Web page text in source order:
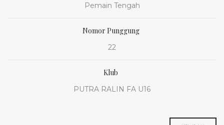
Pemain Tengah
Nomor Punggung
22
Klub
PUTRA RALIN FA U16